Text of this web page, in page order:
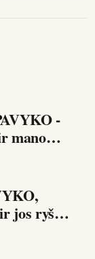
-
mano
jos ryšys